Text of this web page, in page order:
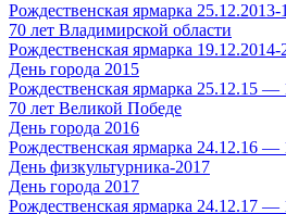
Рождественская ярмарка 25.12.2013-
70 лет Владимирской области
Рождественская ярмарка 19.12.2014-
День города 2015
Рождественская ярмарка 25.12.15 —
70 лет Великой Победе
День города 2016
Рождественская ярмарка 24.12.16 —
День физкультурника-2017
День города 2017
Рождественская ярмарка 24.12.17 —